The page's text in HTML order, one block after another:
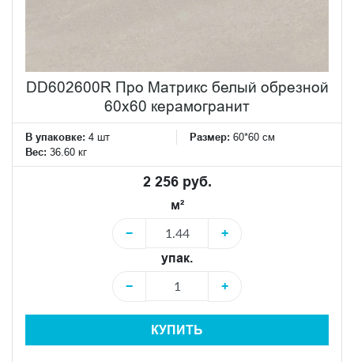
DD602600R Про Матрикс белый обрезной
60x60 керамогранит
В упаковке: 4 шт Размер: 60*60 см
Вес: 36.60 кг
2 256 руб.
м²
−
+
упак.
−
+
КУПИТЬ